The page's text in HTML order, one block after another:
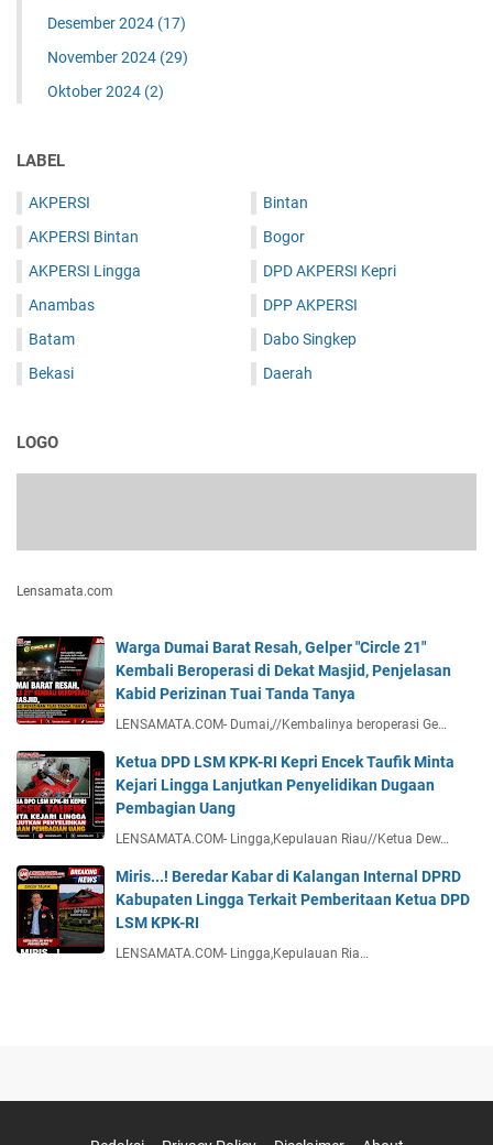
Desember 2024 (17)
November 2024 (29)
Oktober 2024 (2)
LABEL
AKPERSI
AKPERSI Bintan
AKPERSI Lingga
Anambas
Batam
Bekasi
Bintan
Bogor
DPD AKPERSI Kepri
DPP AKPERSI
Dabo Singkep
Daerah
LOGO
Lensamata.com
Warga Dumai Barat Resah, Gelper "Circle 21"
Kembali Beroperasi di Dekat Masjid, Penjelasan
Kabid Perizinan Tuai Tanda Tanya
LENSAMATA.COM- Dumai,//Kembalinya beroperasi Ge…
Ketua DPD LSM KPK-RI Kepri Encek Taufik Minta
Kejari Lingga Lanjutkan Penyelidikan Dugaan
Pembagian Uang
LENSAMATA.COM- Lingga,Kepulauan Riau//Ketua Dew…
Miris...! Beredar Kabar di Kalangan Internal DPRD
Kabupaten Lingga Terkait Pemberitaan Ketua DPD
LSM KPK-RI
LENSAMATA.COM- Lingga,Kepulauan Ria…